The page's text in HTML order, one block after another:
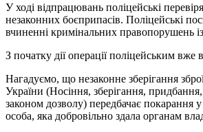
У ході відпрацювань поліцейські
незаконних боєприпасів. Поліцейські
вчиненні кримінальних правопорушень
З початку дії операції поліцейським
Нагадуємо, що незаконне зберігання
України (Носіння, зберігання,
законом дозволу) передбачає покарання у
особа, яка добровільно здала органам